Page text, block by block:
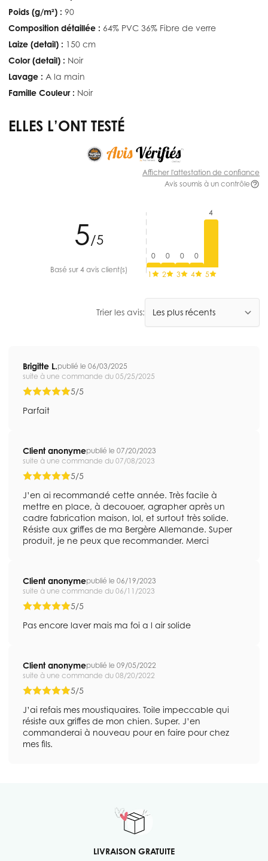
Poids (g/m²) : 90
Composition détaillée : 64% PVC 36% Fibre de verre
Laize (detail) : 150 cm
Color (detail) : Noir
Lavage : A la main
Famille Couleur : Noir
ELLES L’ONT TESTÉ
Afficher l'attestation de confiance
Avis soumis à un contrôle
5/5
Basé sur 4 avis client(s)
0
1
0
2
0
3
0
4
4
5
Trier les avis:
Brigitte L.publié le 06/03/2025
suite à une commande du 05/25/2025
5/5
Parfait
Client anonymepublié le 07/20/2023
suite à une commande du 07/08/2023
5/5
J’en ai recommandé cette année. Très facile à
mettre en place, à decouoer, agrapher après un
cadre fabrication maison, lol, et surtout très solide.
Résiste aux griffes de ma Bergère Allemande. Super
produit, je ne peux que recommander. Merci
Client anonymepublié le 06/19/2023
suite à une commande du 06/11/2023
5/5
Pas encore laver mais ma foi a l air solide
Client anonymepublié le 09/05/2022
suite à une commande du 08/20/2022
5/5
J’ai refais mes moustiquaires. Toile impeccable qui
résiste aux griffes de mon chien. Super. J’en
commanderai à nouveau pour en faire pour chez
mes fils.
LIVRAISON GRATUITE